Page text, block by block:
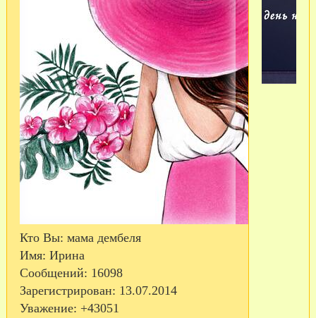
Кто Вы: мама дембеля
Имя: Ирина
Сообщений: 16098
Зарегистрирован: 13.07.2014
Уважение: +43051